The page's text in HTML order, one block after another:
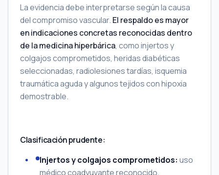
La evidencia debe interpretarse según la causa
del compromiso vascular. El respaldo es mayor
en indicaciones concretas reconocidas dentro
de la medicina hiperbárica, como injertos y
colgajos comprometidos, heridas diabéticas
seleccionadas, radiolesiones tardías, isquemia
traumática aguda y algunos tejidos con hipoxia
demostrable.
Clasificación prudente:
Injertos y colgajos comprometidos: uso
médico coadyuvante reconocido.